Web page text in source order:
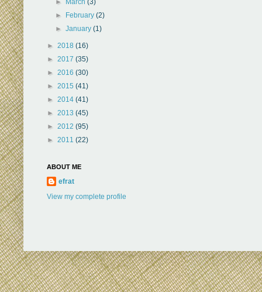
►
March(3)
►
February(2)
►January(1)
► 2018 (16)
► 2017 (35)
► 2016 (30)
► 2015 (41)
► 2014 (41)
► 2013 (45)
► 2012 (95)
► 2011 (22)
ABOUT ME
efrat
View my complete profile